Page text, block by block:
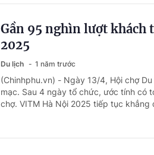
Gần 95 nghìn lượt khách
2025
Du lịch 1 năm trước
(Chinhphu.vn) - Ngày 13/4, Hội chợ
mạc. Sau 4 ngày tổ chức, ước tính có
chợ. VITM Hà Nội 2025 tiếp tục